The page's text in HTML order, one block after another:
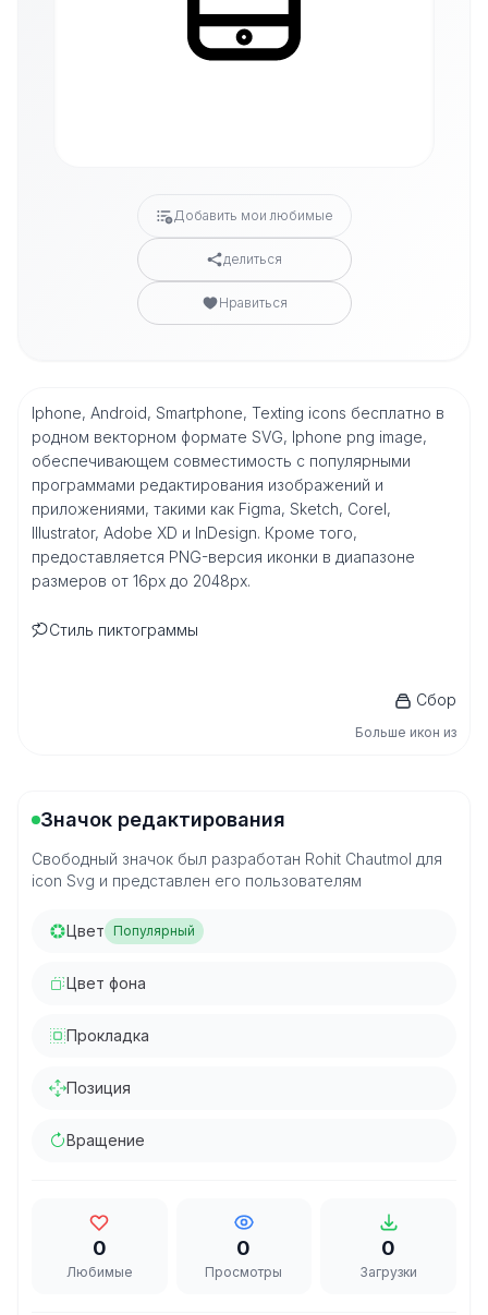
Добавить мои любимые
делиться
Нравиться
Iphone, Android, Smartphone, Texting icons бесплатно в
родном векторном формате SVG, Iphone png image,
обеспечивающем совместимость с популярными
программами редактирования изображений и
приложениями, такими как Figma, Sketch, Corel,
Illustrator, Adobe XD и InDesign. Кроме того,
предоставляется PNG-версия иконки в диапазоне
размеров от 16px до 2048px.
Стиль пиктограммы
Сбор
Больше икон из
Значок редактирования
Свободный значок был разработан Rohit Chautmol для
icon Svg и представлен его пользователям
Цвет Популярный
Цвет фона
Прокладка
Позиция
Вращение
0
Любимые
0
Просмотры
0
Загрузки